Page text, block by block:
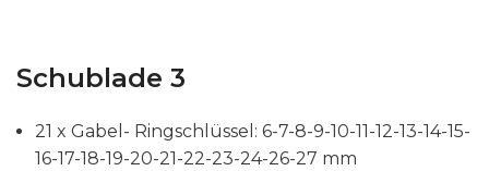
Schublade 3
21 x Gabel- Ringschlüssel: 6-7-8-9-10-11-12-13-14-15-
16-17-18-19-20-21-22-23-24-26-27 mm